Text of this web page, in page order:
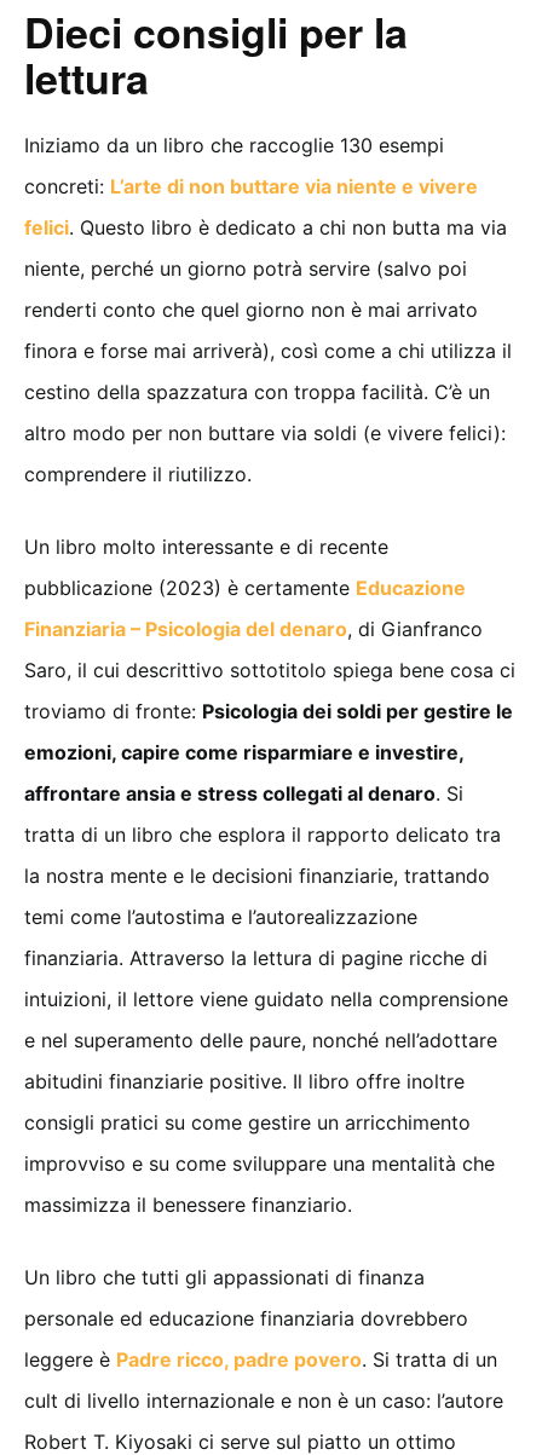
Dieci consigli per la
lettura
Iniziamo da un libro che raccoglie 130 esempi
concreti: L’arte di non buttare via niente e vivere
felici. Questo libro è dedicato a chi non butta ma via
niente, perché un giorno potrà servire (salvo poi
renderti conto che quel giorno non è mai arrivato
finora e forse mai arriverà), così come a chi utilizza il
cestino della spazzatura con troppa facilità. C’è un
altro modo per non buttare via soldi (e vivere felici):
comprendere il riutilizzo.
Un libro molto interessante e di recente
pubblicazione (2023) è certamente Educazione
Finanziaria – Psicologia del denaro, di Gianfranco
Saro, il cui descrittivo sottotitolo spiega bene cosa ci
troviamo di fronte: Psicologia dei soldi per gestire le
emozioni, capire come risparmiare e investire,
affrontare ansia e stress collegati al denaro. Si
tratta di un libro che esplora il rapporto delicato tra
la nostra mente e le decisioni finanziarie, trattando
temi come l’autostima e l’autorealizzazione
finanziaria. Attraverso la lettura di pagine ricche di
intuizioni, il lettore viene guidato nella comprensione
e nel superamento delle paure, nonché nell’adottare
abitudini finanziarie positive. Il libro offre inoltre
consigli pratici su come gestire un arricchimento
improvviso e su come sviluppare una mentalità che
massimizza il benessere finanziario.
Un libro che tutti gli appassionati di finanza
personale ed educazione finanziaria dovrebbero
leggere è Padre ricco, padre povero. Si tratta di un
cult di livello internazionale e non è un caso: l’autore
Robert T. Kiyosaki ci serve sul piatto un ottimo